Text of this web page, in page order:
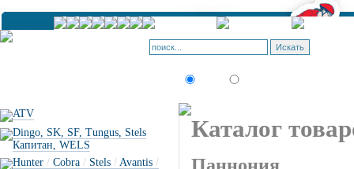
ATV
Dingo, SK, SF, Tungus, Stels
Капитан, WELS
Hunter / Cobra / Stels / Avantis /
Каталог